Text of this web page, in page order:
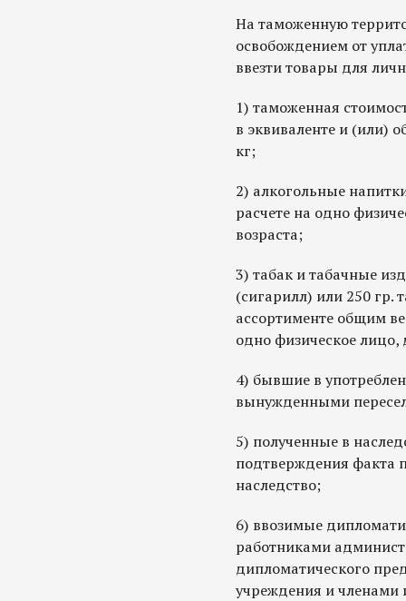
На таможенную
освобождением от
ввезти товары для
1) таможенная
в эквиваленте и (или)
кг;
2) алкогольные
расчете на одно
возраста;
3) табак и табачные
(сигарилл) или 250 гр.
ассортименте общим
одно физическое лицо,
4) бывшие в
вынужденными
5) полученные в
подтверждения факта
наследство;
6) ввозимые
работниками
дипломатического
учреждения и членами